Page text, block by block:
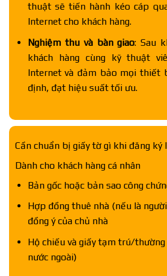
thuật sẽ tiến hành kéo cáp
Internet cho khách hàng.
Nghiệm thu và bàn giao: Sau
khách hàng cùng kỹ thuật
Internet và đảm bảo mọi thiết
định, đạt hiệu suất tối ưu.
Cần chuẩn bị giấy tờ gì khi đăng ký
Dành cho khách hàng cá nhân
Bản gốc hoặc bản sao công
Hợp đồng thuê nhà (nếu là
đồng ý của chủ nhà
Hộ chiếu và giấy tạm trú/
nước ngoài)